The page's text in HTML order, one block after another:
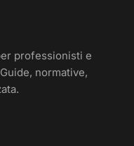
professionisti e
normative,